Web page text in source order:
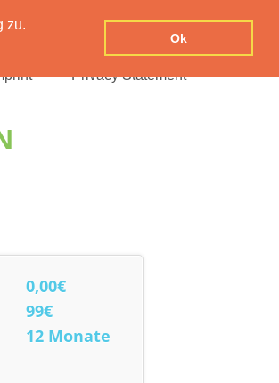
zu.
Ok
Privacy Statement
0,00€
99€
12 Monate